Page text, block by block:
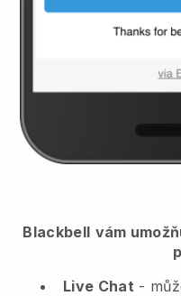
Blackbell vám
Live Chat -